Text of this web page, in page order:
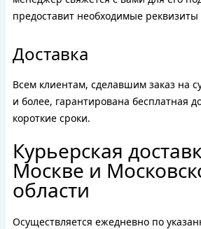
предоставит необходимые
Доставка
Всем клиентам, сделавшим заказ на
и более, гарантирована бесплатная
короткие сроки.
Курьерская
Москве и
области
Осуществляется ежедневно по